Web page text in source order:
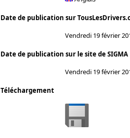
Date de publication sur
Vendredi 19 février
Date de publication sur le site de SIGMA
Vendredi 19 février
Téléchargement